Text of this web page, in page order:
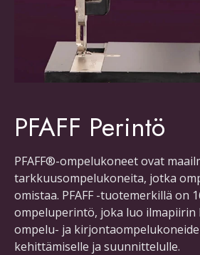
PFAFF Perintö
PFAFF®-ompelukoneet ovat
tarkkuusompelukoneita, jotka
omistaa. PFAFF -tuotemerkillä on
ompeluperintö, joka luo ilmapiirin
ompelu- ja
kehittämiselle ja suunnittelulle.